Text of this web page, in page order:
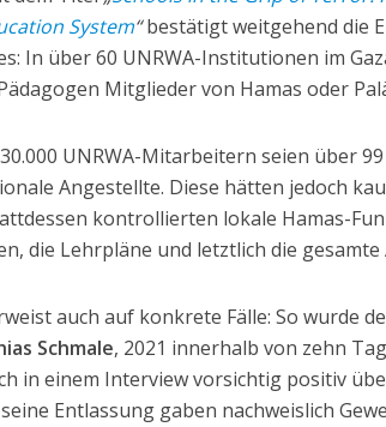
System“bestätigt weitgehend die
In über 60 UNRWA-Institutionen im
Mitglieder von Hamas oder
UNRWA-Mitarbeitern seien über
Angestellte. Diese hätten jedoch
kontrollierten lokale Hamas-
die Lehrpläne und letztlich die
auch auf konkrete Fälle: So wurde
Schmale, 2021 innerhalb von zehn
in einem Interview vorsichtig positiv
Entlassung gaben nachweislich